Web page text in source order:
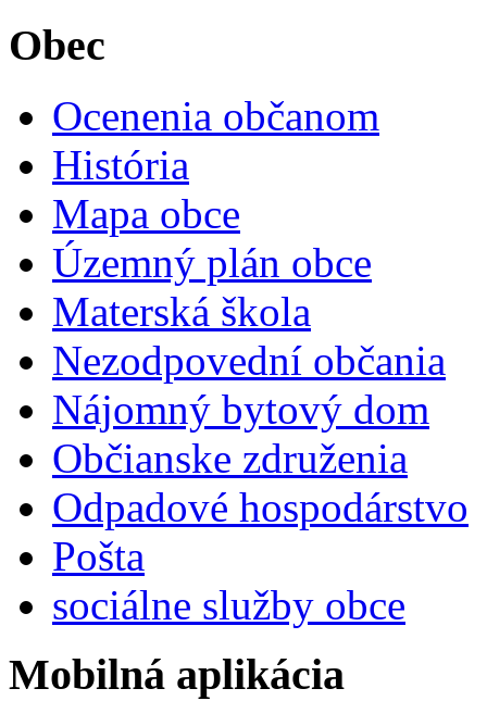
Obec
Ocenenia občanom
História
Mapa obce
Územný plán obce
Materská škola
Nezodpovední občania
Nájomný bytový dom
Občianske združenia
Odpadové hospodárstvo
Pošta
sociálne služby obce
Mobilná aplikácia